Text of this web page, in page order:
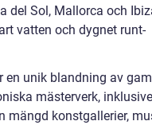
del Sol, Mallorca och
vatten och dygnet runt-
en unik blandning av
mästerverk,
mängd konstgallerier,